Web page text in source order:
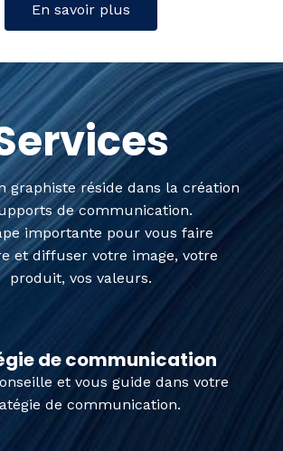
En savoir plus
graphiste réside dans la création
de communication.
importante pour vous faire
et diffuser votre image, votre
produit, vos valeurs.
de communication
et vous guide dans votre
de communication.